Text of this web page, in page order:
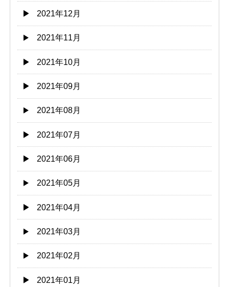
2021年12月
2021年11月
2021年10月
2021年09月
2021年08月
2021年07月
2021年06月
2021年05月
2021年04月
2021年03月
2021年02月
2021年01月